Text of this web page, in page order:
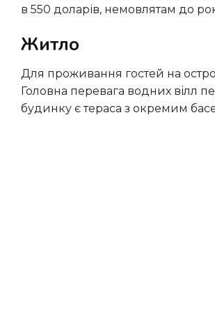
в 550 доларів, немовлятам до
Житло
Для проживання гостей на острові побудовані 59 вілл, більша частина розташовується прямо над океаном.
Головна перевага водних вілл
будинку є тераса з окремим